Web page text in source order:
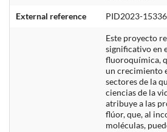
External reference PID2023-
Este proyecto
significativo en
fluoroquímica,
un crecimiento
sectores de la
ciencias de la
atribuye a las
flúor, que, al
moléculas,